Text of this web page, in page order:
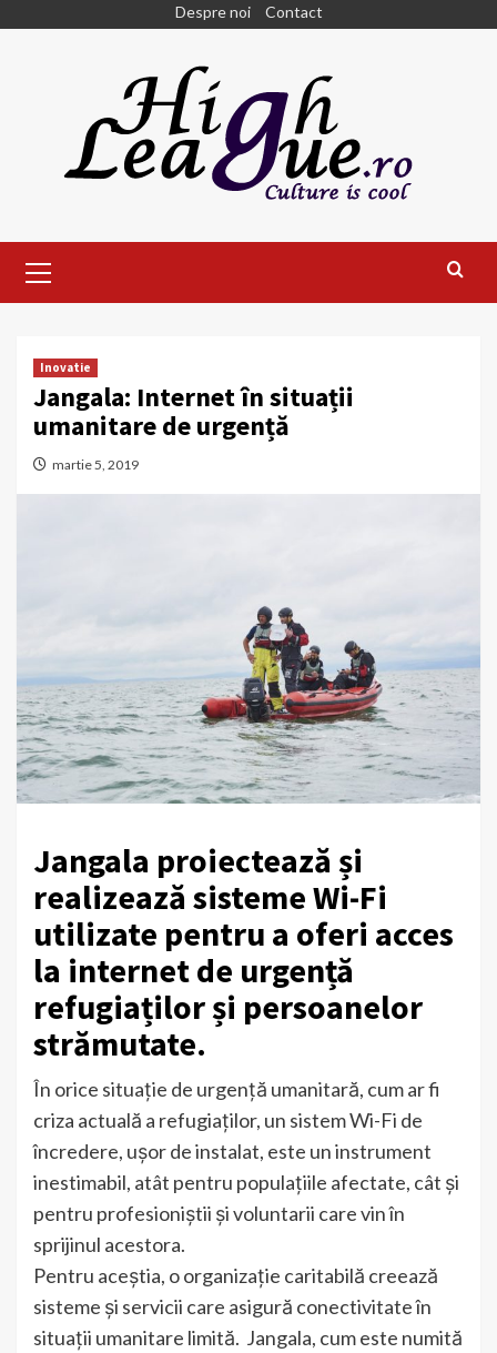
Despre noi Contact
Menu
Inovatie
Jangala: Internet în situații
umanitare de urgență
martie 5, 2019
Jangala proiectează și
realizează sisteme Wi-Fi
utilizate pentru a oferi acces
la internet de urgență
refugiaților și persoanelor
strămutate.
În orice situație de urgență umanitară, cum ar fi
criza actuală a refugiaților, un sistem Wi-Fi de
încredere, ușor de instalat, este un instrument
inestimabil, atât pentru populațiile afectate, cât și
pentru profesioniștii și voluntarii care vin în
sprijinul acestora.
Pentru aceștia, o organizație caritabilă creează
sisteme și servicii care asigură conectivitate în
situații umanitare limită. Jangala, cum este numită